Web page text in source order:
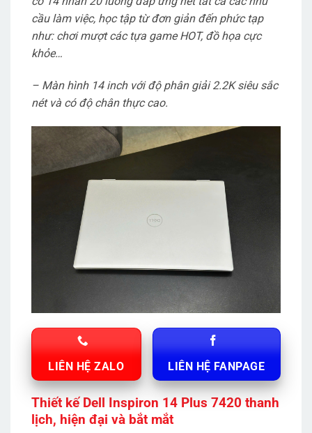
cầu làm việc, học tập từ đơn giản đến phức tạp
như: chơi mượt các tựa game HOT, đồ họa cực
khỏe…
– Màn hình 14 inch với độ phân giải 2.2K siêu sắc
nét và có độ chân thực cao.
LIÊN HỆ ZALO LIÊN HỆ FANPAGE
Thiết kế Dell Inspiron 14 Plus 7420 thanh
lịch, hiện đại và bắt mắt